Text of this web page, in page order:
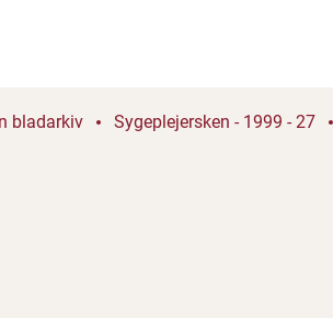
bladarkiv Sygeplejersken - 1999 - 27